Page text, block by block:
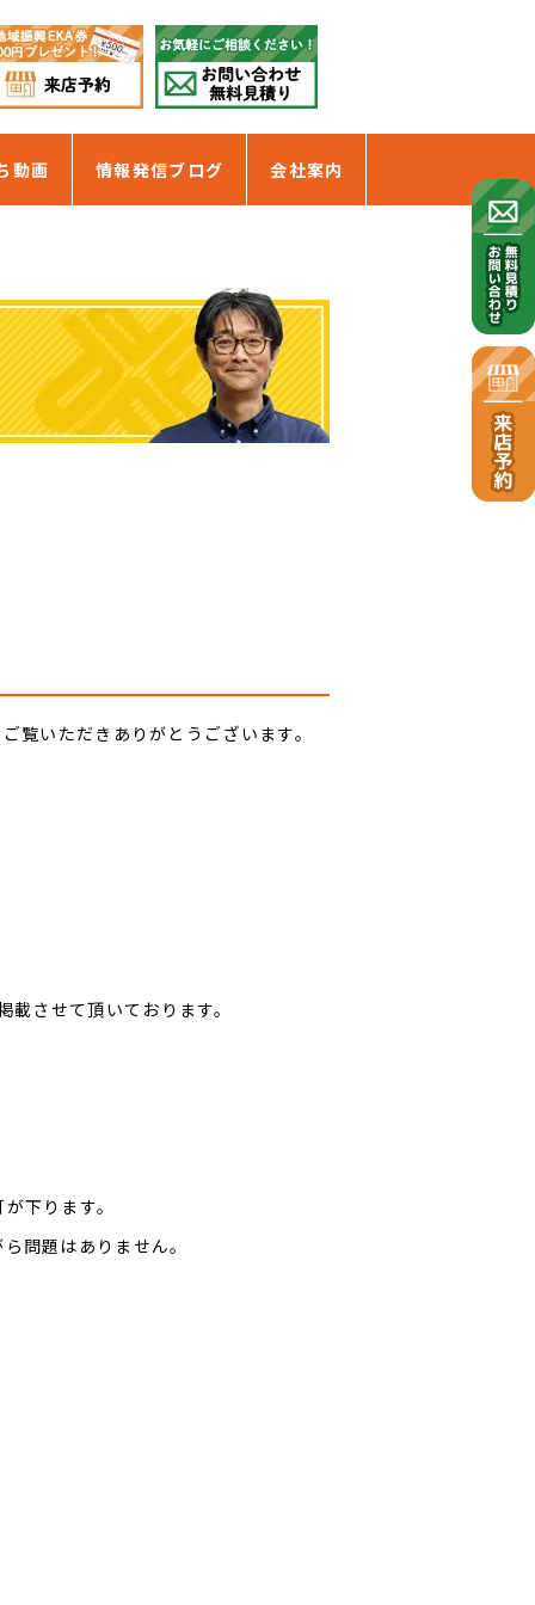
動画 情報発信ブログ 会社案内
いただきありがとうございます。
させて頂いております。
下ります。
問題はありません。